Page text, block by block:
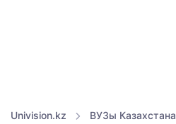
Univision.kz ВУЗы Казахстана